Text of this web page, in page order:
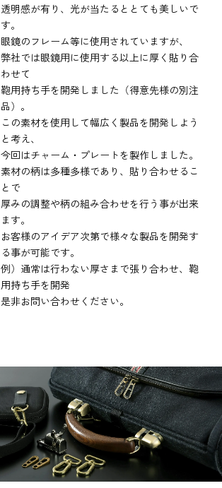
透明感が有り、光が当たるととても美しいで
す。
眼鏡のフレーム等に使用されていますが、
弊社では眼鏡用に使用する以上に厚く貼り合
わせて
鞄用持ち手を開発しました（得意先様の別注
品）。
この素材を使用して幅広く製品を開発しよう
と考え、
今回はチャーム・プレートを製作しました。
素材の柄は多種多様であり、貼り合わせるこ
とで
厚みの調整や柄の組み合わせを行う事が出来
ます。
お客様のアイデア次第で様々な製品を開発す
る事が可能です。
例）通常は行わない厚さまで張り合わせ、鞄
用持ち手を開発
是非お問い合わせください。